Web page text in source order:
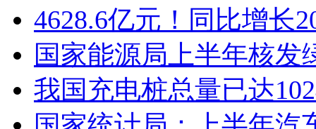
4628.6亿元！同比增长
国家能源局上半年核发
我国充电桩总量已达